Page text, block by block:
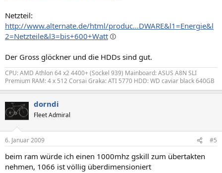
Netzteil:
http://www.alternate.de/html/produc...DWARE&l1=Energie&l
2=Netzteile&l3=bis+600+Watt
Der Gross glöckner und die HDDs sind gut.
CPU: AMD Athlon 64 x2 4400+ (Sockel 939) Mainboard: ASUS A8N SLI
Premium RAM: 4 x 512 Corsai Graka: ATI 5770 HDD: WD caviar black 640GB
dorndi
Fleet Admiral
6. Januar 2009 #5
beim ram würde ich einen 1000mhz gskill zum übertakten
nehmen, 1066 ist völlig überdimensioniert